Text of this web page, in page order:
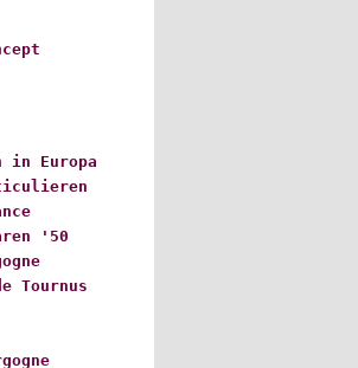
in Europa
'50
Tournus